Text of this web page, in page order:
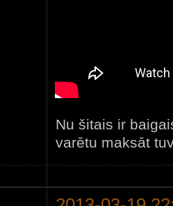
Nu šitais ir
varētu maksāt